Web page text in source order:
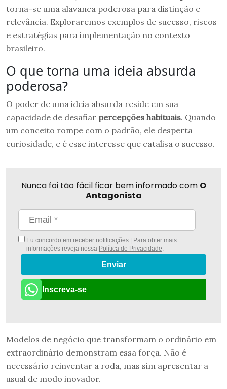
torna-se uma alavanca poderosa para distinção e
relevância. Exploraremos exemplos de sucesso, riscos
e estratégias para implementação no contexto
brasileiro.
O que torna uma ideia absurda
poderosa?
O poder de uma ideia absurda reside em sua
capacidade de desafiar percepções habituais. Quando
um conceito rompe com o padrão, ele desperta
curiosidade, e é esse interesse que catalisa o sucesso.
Nunca foi tão fácil ficar bem informado com O
Antagonista
Eu concordo em receber notificações | Para obter mais
informações reveja nossa Política de Privacidade
Enviar
Inscreva-se
Modelos de negócio que transformam o ordinário em
extraordinário demonstram essa força. Não é
necessário reinventar a roda, mas sim apresentar a
usual de modo inovador.